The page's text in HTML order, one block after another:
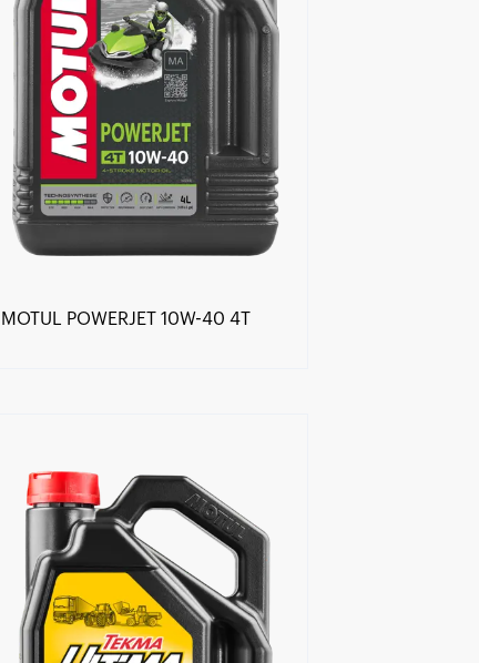
Händlersuche
MOTUL POWERJET 10W-40 4T